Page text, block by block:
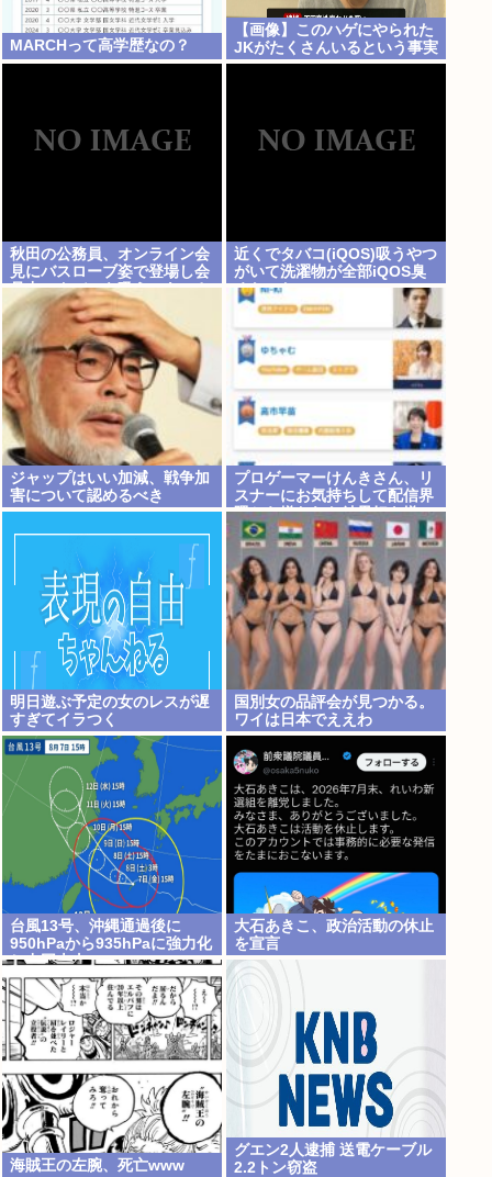
MARCHって高学歴なの？
【画像】このハゲにやられた
JKがたくさんいるという事実
秋田の公務員、オンライン会
見にバスローブ姿で登場し会
見中にタバコを吸う←あのさ
あ！
近くでタバコ(iQOS)吸うやつ
がいて洗濯物が全部iQOS臭
くなった
ジャップはいい加減、戦争加
害について認めるべき
プロゲーマーけんきさん、リ
スナーにお気持ちして配信界
隈から嫌われた結果好き嫌い
5位にwww
明日遊ぶ予定の女のレスが遅
すぎてイラつく
国別女の品評会が見つかる。
ワイは日本でええわ
台風13号、沖縄通過後に
950hPaから935hPaに強力化
し中国本土へwww
大石あきこ、政治活動の休止
を宣言
海賊王の左腕、死亡www
グエン2人逮捕 送電ケーブル
2.2トン窃盗